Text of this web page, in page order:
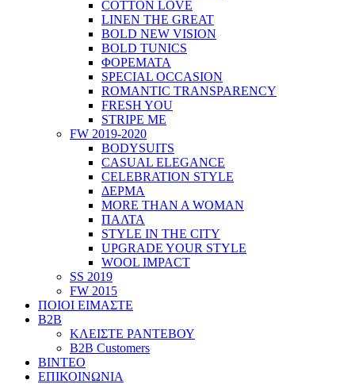
COTTON LOVE
LINEN THE GREAT
BOLD NEW VISION
BOLD TUNICS
ΦΟΡΕΜΑΤΑ
SPECIAL OCCASION
ROMANTIC TRANSPARENCY
FRESH YOU
STRIPE ME
FW 2019-2020
BODYSUITS
CASUAL ELEGANCE
CELEBRATION STYLE
ΔΕΡΜΑ
MORE THAN A WOMAN
ΠΑΛΤΑ
STYLE IN THE CITY
UPGRADE YOUR STYLE
WOOL IMPACT
SS 2019
FW 2015
ΠΟΙΟΙ ΕΙΜΑΣΤΕ
B2B
ΚΛΕΙΣΤΕ ΡΑΝΤΕΒΟΥ
B2B Customers
ΒΙΝΤΕΟ
ΕΠΙΚΟΙΝΩΝΙΑ